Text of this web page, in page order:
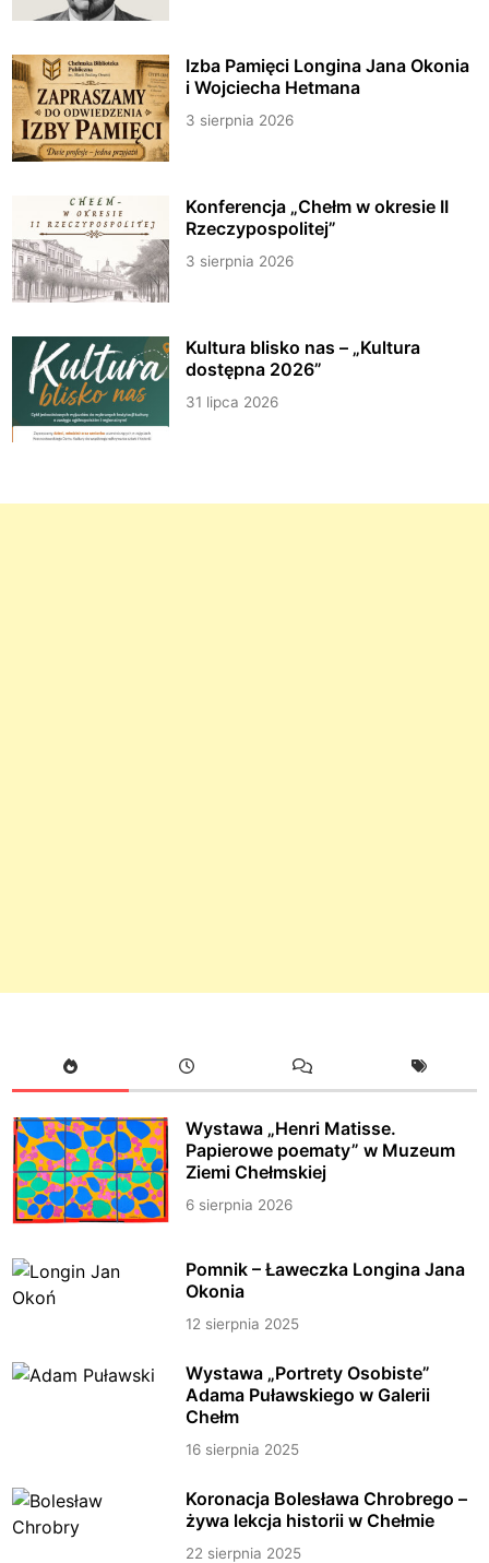
Izba Pamięci Longina Jana Okonia
i Wojciecha Hetmana
3 sierpnia 2026
Konferencja „Chełm w okresie II
Rzeczypospolitej”
3 sierpnia 2026
Kultura blisko nas – „Kultura
dostępna 2026”
31 lipca 2026
Wystawa „Henri Matisse.
Papierowe poematy” w Muzeum
Ziemi Chełmskiej
6 sierpnia 2026
Pomnik – Ławeczka Longina Jana
Okonia
12 sierpnia 2025
Wystawa „Portrety Osobiste”
Adama Puławskiego w Galerii
Chełm
16 sierpnia 2025
Koronacja Bolesława Chrobrego –
żywa lekcja historii w Chełmie
22 sierpnia 2025